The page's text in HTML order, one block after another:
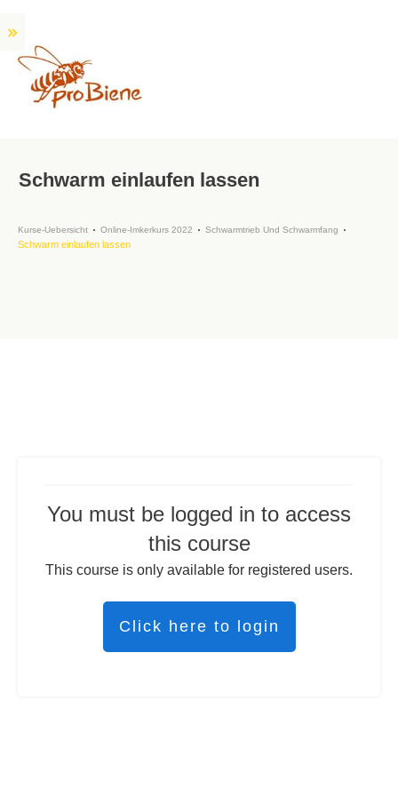
Schwarm einlaufen lassen
Kurse-Uebersicht Online-Imkerkurs 2022 Schwarmtrieb Und Schwarmfang
Schwarm einlaufen lassen
You must be logged in to access
this course
This course is only available for registered users.
Click here to login